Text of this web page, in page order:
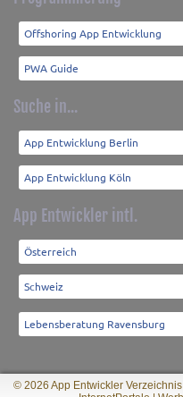
Offshoring App Entwicklung
PWA Guide
Suche in...
App Entwicklung Berlin
App Entwicklung Köln
App Entwickler intl.
Österreich
Schweiz
Lebensberatung Ravensburg
© 2026 App Entwickler Verzeichnis |